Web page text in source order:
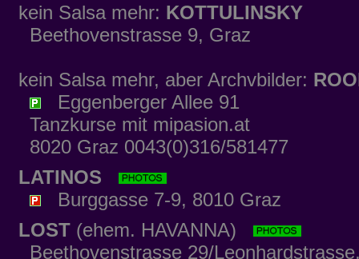
kein Salsa mehr: KOTTULINSKY
Beethovenstrasse 9, Graz
kein Salsa mehr, aber Archvbilder:
Eggenberger Allee 91
Tanzkurse mit mipasion.at
8020 Graz 0043(0)316/581477
LATINOS
Burggasse 7-9, 8010 Graz
LOST (ehem. HAVANNA)
Beethovenstrasse 29/